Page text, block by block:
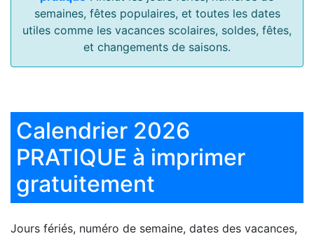
semaines, fêtes populaires, et toutes les dates
utiles comme les vacances scolaires, soldes, fêtes,
et changements de saisons.
Calendrier 2026
PRATIQUE à imprimer
gratuitement
Jours fériés, numéro de semaine, dates des vacances,